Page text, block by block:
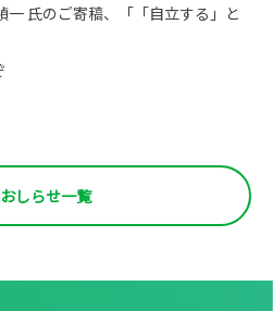
一 氏のご寄稿、「「自立する」と
おしらせ一覧